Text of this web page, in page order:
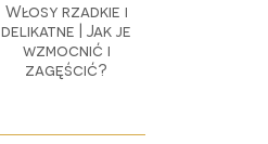
Włosy rzadkie i
delikatne | Jak je
wzmocnić i
zagęścić?